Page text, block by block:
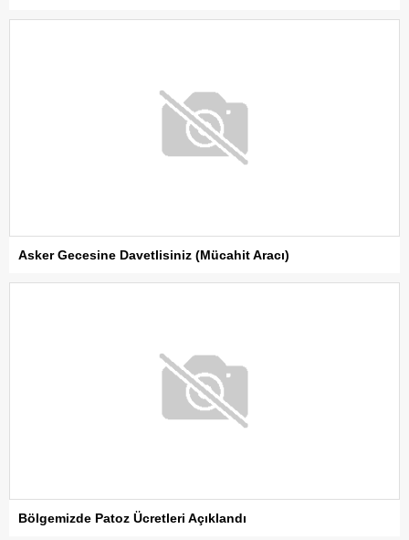
Asker Gecesine Davetlisiniz (Mücahit Aracı)
Bölgemizde Patoz Ücretleri Açıklandı